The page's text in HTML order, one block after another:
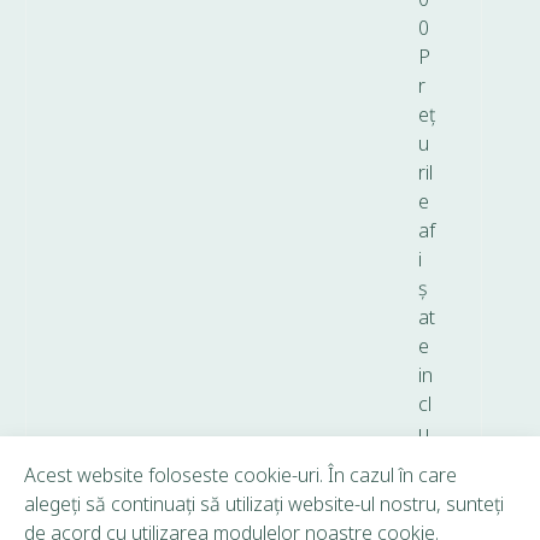
0
P
r
eț
u
ril
e
af
i
ș
at
e
in
cl
u
T
V
Acest website foloseste cookie-uri. În cazul în care
alegeți să continuați să utilizați website-ul nostru, sunteți
de acord cu utilizarea modulelor noastre cookie.